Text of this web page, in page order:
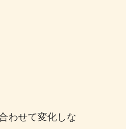
わせて変化しな